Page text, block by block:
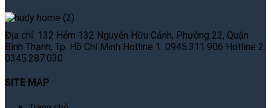
Địa chỉ: 132 Hẻm 132 Nguyễn Hữu Cảnh, Phường 22, Quận
Bình Thạnh, Tp. Hồ Chí Minh Hotline 1: 0945.311.906 Hotline 2:
0345.287.030
SITE MAP